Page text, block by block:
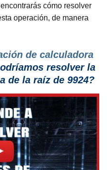
cómo resolver
operación, de manera
de calculadora
resolver la
de la raíz de 9924?